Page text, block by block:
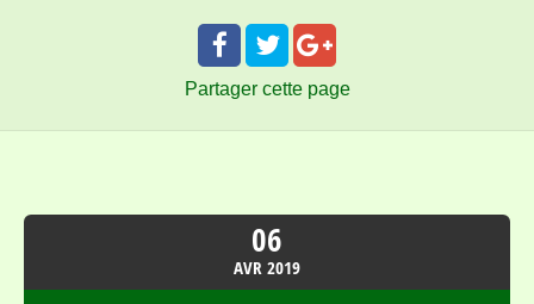
Partager cette page
06
AVR2019